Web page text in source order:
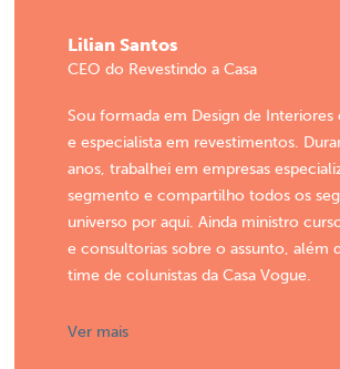
Lilian Santos
CEO do Revestindo a Casa
Sou formada em Design de Interiores
e especialista em revestimentos.
anos, trabalhei em empresas
segmento e compartilho todos os
universo por aqui. Ainda ministro
e consultorias sobre o assunto, além
time de colunistas da Casa Vogue.
Ver mais